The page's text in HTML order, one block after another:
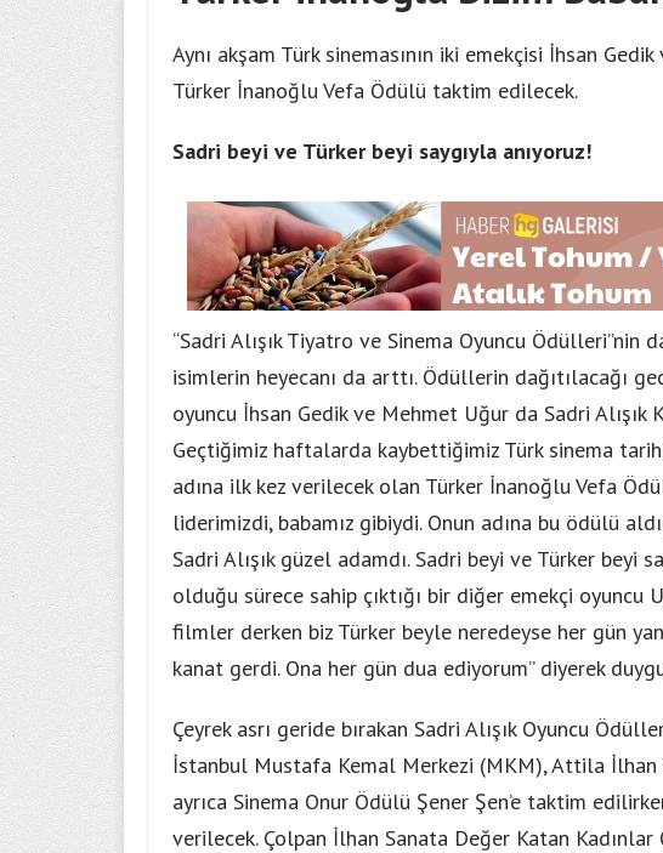
Aynı akşam Türk sinemasının iki emekçisi İhsan
Türker İnanoğlu Vefa Ödülü taktim edilecek.
Sadri beyi ve Türker beyi saygıyla anıyoruz!
“Sadri Alışık Tiyatro ve Sinema Oyuncu Ödülleri”nin
isimlerin heyecanı da arttı. Ödüllerin dağıtılacağı
oyuncu İhsan Gedik ve Mehmet Uğur da Sadri
Geçtiğimiz haftalarda kaybettiğimiz Türk sinema
adına ilk kez verilecek olan Türker İnanoğlu Vefa
liderimizdi, babamız gibiydi. Onun adına bu ödülü
Sadri Alışık güzel adamdı. Sadri beyi ve Türker beyi
olduğu sürece sahip çıktığı bir diğer emekçi
filmler derken biz Türker beyle neredeyse her gün
kanat gerdi. Ona her gün dua ediyorum” diyerek
Çeyrek asrı geride bırakan Sadri Alışık Oyuncu
İstanbul Mustafa Kemal Merkezi (MKM), Attila İlhan
ayrıca Sinema Onur Ödülü Şener Şen’e taktim
verilecek. Çolpan İlhan Sanata Değer Katan